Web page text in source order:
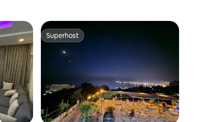
Superhost
Superhost